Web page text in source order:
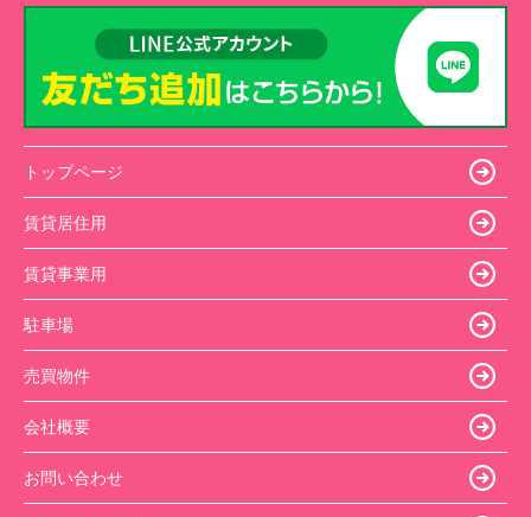
トップページ
賃貸居住用
賃貸事業用
駐車場
売買物件
会社概要
お問い合わせ